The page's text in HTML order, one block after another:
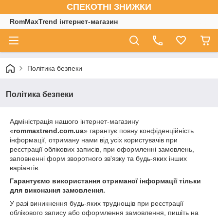
СПЕКОТНІ ЗНИЖКИ
RomMaxTrend інтернет-магазин
Політика безпеки
Політика безпеки
Адміністрація нашого інтернет-магазину
«rommaxtrend.com.ua» гарантує повну конфіденційність
інформації, отриману нами від усіх користувачів при
реєстрації облікових записів, при оформленні замовлень,
заповненні форм зворотного зв'язку та будь-яких інших
варіантів.
Гарантуємо використання отриманої інформації тільки
для виконання замовлення.
У разі виникнення будь-яких труднощів при реєстрації
облікового запису або оформлення замовлення, пишіть на